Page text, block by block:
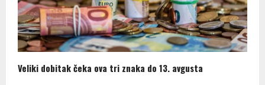
Veliki dobitak čeka ova tri znaka do 13. avgusta